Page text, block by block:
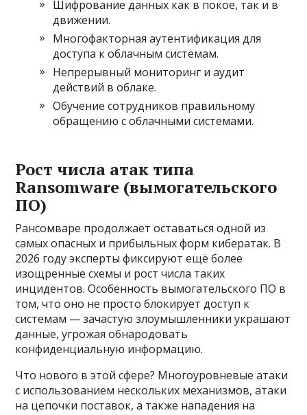
Шифрование данных как в покое, так и в
движении.
Многофакторная аутентификация для
доступа к облачным системам.
Непрерывный мониторинг и аудит
действий в облаке.
Обучение сотрудников правильному
обращению с облачными системами.
Рост числа атак типа
Ransomware (вымогательского
ПО)
Рансомваре продолжает оставаться одной из
самых опасных и прибыльных форм кибератак. В
2026 году эксперты фиксируют ещё более
изощренные схемы и рост числа таких
инцидентов. Особенность вымогательского ПО в
том, что оно не просто блокирует доступ к
системам — зачастую злоумышленники украшают
данные, угрожая обнародовать
конфиденциальную информацию.
Что нового в этой сфере? Многоуровневые атаки
с использованием нескольких механизмов, атаки
на цепочки поставок, а также нападения на